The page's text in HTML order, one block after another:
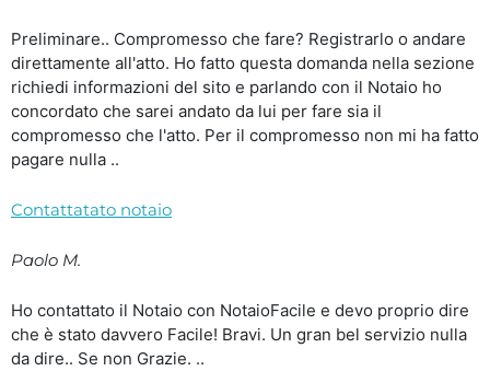
Preliminare.. Compromesso che fare? Registrarlo o andare
direttamente all'atto. Ho fatto questa domanda nella sezione
richiedi informazioni del sito e parlando con il Notaio ho
concordato che sarei andato da lui per fare sia il
compromesso che l'atto. Per il compromesso non mi ha fatto
pagare nulla ..
Contattatato notaio
Paolo M.
Ho contattato il Notaio con NotaioFacile e devo proprio dire
che è stato davvero Facile! Bravi. Un gran bel servizio nulla
da dire.. Se non Grazie. ..